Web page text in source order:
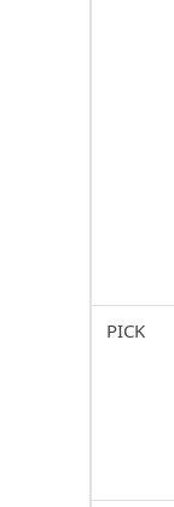
strony
Usuwanie
Usuwanie
zapisów
Pojemnik
Poziom
(raport)
Prognoza
PICK